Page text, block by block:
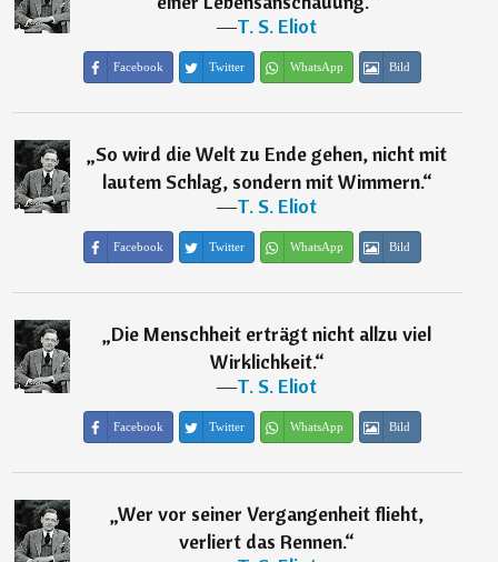
―T. S. Eliot
Facebook Twitter WhatsApp Bild
„So wird die Welt zu Ende gehen, nicht mit
lautem Schlag, sondern mit Wimmern.“
―T. S. Eliot
Facebook Twitter WhatsApp Bild
„Die Menschheit erträgt nicht allzu viel
Wirklichkeit.“
―T. S. Eliot
Facebook Twitter WhatsApp Bild
„Wer vor seiner Vergangenheit flieht,
verliert das Rennen.“